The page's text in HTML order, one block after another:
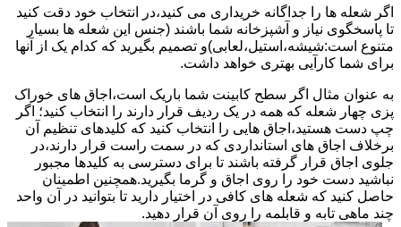
اگر شعله ها را جداگانه خریداری می کنید،در انتخاب خود دقت کنید
تا پاسخگوی نیاز و آشپزخانه شما باشند (جنس این شعله ها بسیار
متنوع است:شیشه،استیل،لعابی)و تصمیم بگیرید که کدام یک از آنها
برای شما کارآیی بهتری خواهد داشت.
به عنوان مثال اگر سطح کابینت شما باریک است،اجاق های خوراک
پزی چهار شعله که همه در یک ردیف قرار دارند را انتخاب کنید؛ اگر
چپ دست هستید،اجاق هایی را انتخاب کنید که کلیدهای تنظیم آن
برخلاف اجاق های استانداردی که در سمت راست قرار دارند،در
جلوی اجاق قرار گرفته باشند تا برای دسترسی به کلیدها مجبور
نباشید دست خود را روی اجاق و گرما بگیرید.همچنین اطمینان
حاصل کنید که شعله های کافی در اختیار دارید تا بتوانید در آن واحد
چند ماهی تابه و قابلمه را روی آن قرار دهید.